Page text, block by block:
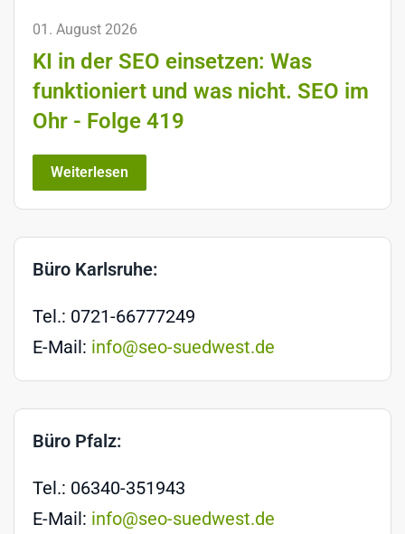
01. August 2026
KI in der SEO einsetzen: Was
funktioniert und was nicht. SEO im
Ohr - Folge 419
Weiterlesen
Büro Karlsruhe:
Tel.: 0721-66777249
E-Mail: info@seo-suedwest.de
Büro Pfalz:
Tel.: 06340-351943
E-Mail: info@seo-suedwest.de